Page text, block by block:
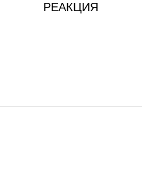
РЕАКЦИЯ